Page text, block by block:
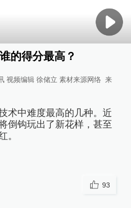
的得分最高？
视频编辑 徐储立 素材来源网络 来
术中难度最高的几种。近
倒钩玩出了新花样，甚至
。
93